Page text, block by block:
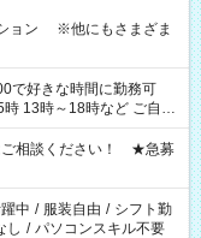
ション ※他にもさまざま
で好きな時間に勤務可
13時～18時など ご自身
ください！ ★家庭の都合
遠慮なくご相談くださ
ご相談ください！ ★急募
中 / 服装自由 / シフト勤
し / パソコンスキル不要